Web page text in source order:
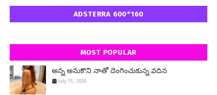
ADSTERRA 600*160
MOST POPULAR
అన్న అనుకొని నాతో దెంగించుకున్న వదిన
July 15, 2026